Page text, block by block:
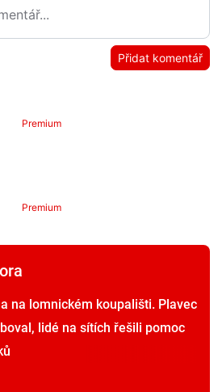
Přidat komentář
Premium
Premium
na lomnickém koupališti. Plavec
lidé na sítích řešili pomoc